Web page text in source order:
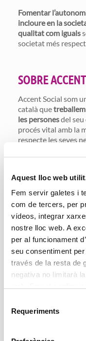
Aquest lloc web
Fem servir galetes i
com de tercers, per
vídeos, integrar
nostre lloc web. A
per al funcionament
seu consentiment
través de la resta de
negativa no limitarà
consultar la nostra
Requeriments
Fomentar
incloure en la
qualitat com iguals
societat més
SOBRE
Accent Social som
català que
les personesdel seu
procés vital amb la
respecte les seves
equip format per